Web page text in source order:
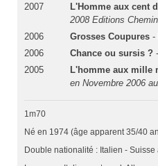
2007
L'Homme aux cent
2008 Editions
2006
Grosses Coupures -
2006
Chance ou sursis ?
2005
L'homme aux mille
en Novembre 2006
1m70
Né en 1974 (âge apparent 35/40
Double nationalité : Italien - Suisse